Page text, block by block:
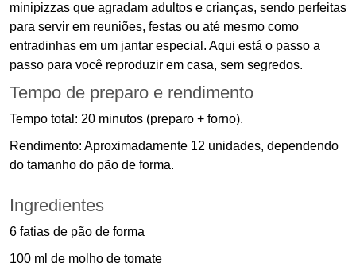
minipizzas que agradam adultos e crianças, sendo perfeitas
para servir em reuniões, festas ou até mesmo como
entradinhas em um jantar especial. Aqui está o passo a
passo para você reproduzir em casa, sem segredos.
Tempo de preparo e rendimento
Tempo total: 20 minutos (preparo + forno).
Rendimento: Aproximadamente 12 unidades, dependendo
do tamanho do pão de forma.
Ingredientes
6 fatias de pão de forma
100 ml de molho de tomate